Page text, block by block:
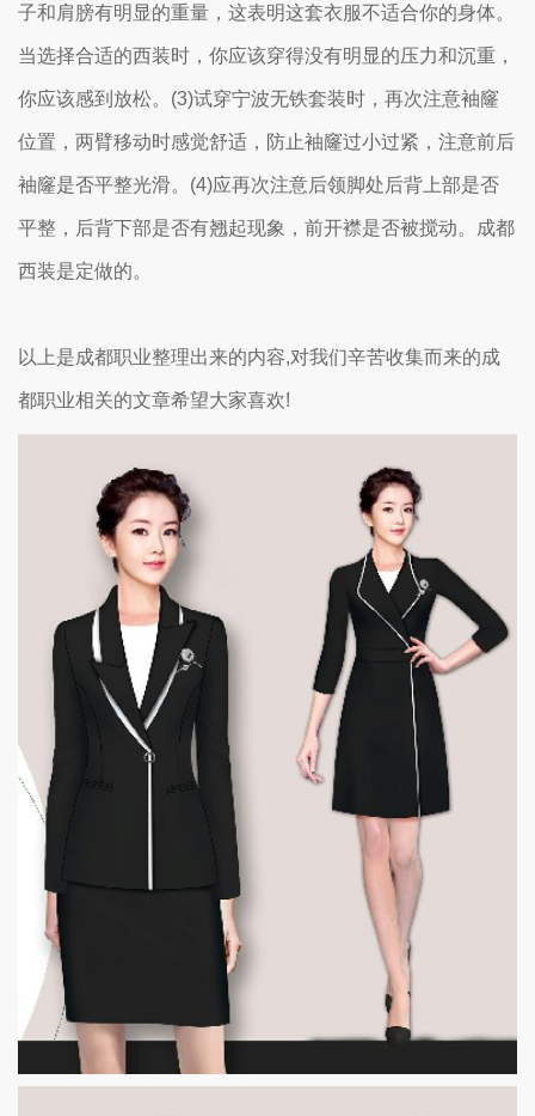
子和肩膀有明显的重量，这表明这套衣服不适合你的身体。
当选择合适的西装时，你应该穿得没有明显的压力和沉重，
你应该感到放松。(3)试穿宁波无铁套装时，再次注意袖窿
位置，两臂移动时感觉舒适，防止袖窿过小过紧，注意前后
袖窿是否平整光滑。(4)应再次注意后领脚处后背上部是否
平整，后背下部是否有翘起现象，前开襟是否被搅动。成都
西装是定做的。
以上是成都职业整理出来的内容,对我们辛苦收集而来的成
都职业相关的文章希望大家喜欢!